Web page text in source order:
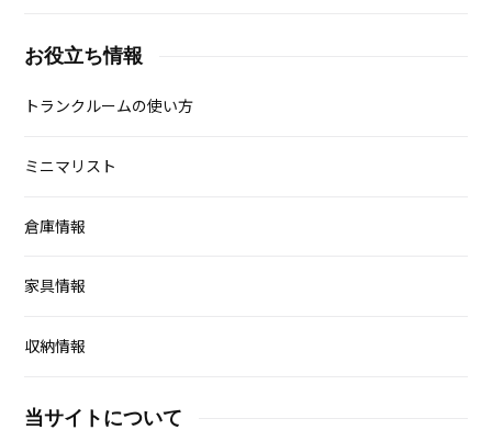
グッズの収納
部屋が狭い、収納がない
工具の収納
タイヤ保管サービスの料金比較
ラブドールの保管方法
本の収納
お役立ち情報